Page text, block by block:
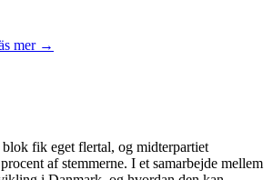
mer →
fik eget flertal, og midterpartiet
af stemmerne. I et samarbejde mellem